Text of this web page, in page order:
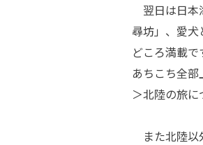
翌日は日本
尋坊」、愛犬
どころ満載で
あちこち全
＞北陸の旅
また北陸以